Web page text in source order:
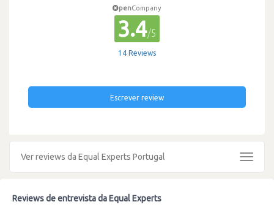
penCompany
3.4/5
14 Reviews
Escrever review
Ver reviews da Equal Experts Portugal
Toggle
Reviews de entrevista da Equal Experts